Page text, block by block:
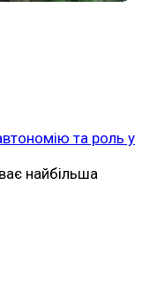
та роль у
найбільша